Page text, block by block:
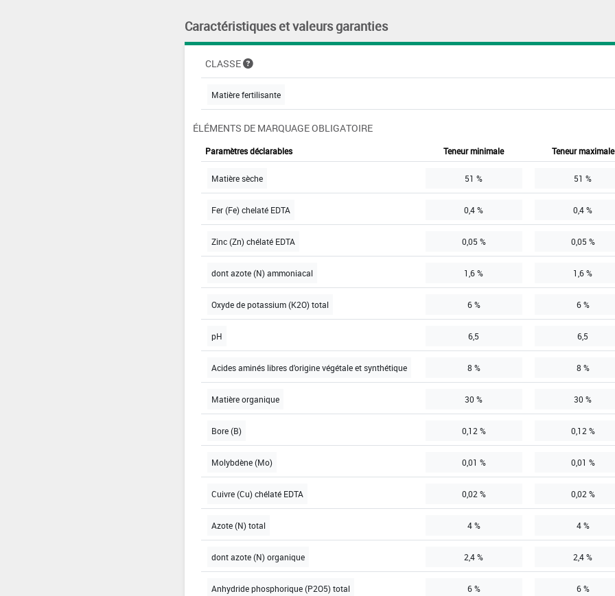
Caractéristiques et valeurs garanties
CLASSE
Matière fertilisante
ÉLÉMENTS DE MARQUAGE OBLIGATOIRE
Paramètres déclarables Teneur minimale Teneur maximale
Matière sèche 51 % 51 %
Fer (Fe) chelaté EDTA 0,4 % 0,4 %
Zinc (Zn) chélaté EDTA 0,05 % 0,05 %
dont azote (N) ammoniacal 1,6 % 1,6 %
Oxyde de potassium (K2O) total 6 % 6 %
pH 6,5 6,5
Acides aminés libres d'origine végétale et synthétique 8 % 8 %
Matière organique 30 % 30 %
Bore (B) 0,12 % 0,12 %
Molybdène (Mo) 0,01 % 0,01 %
Cuivre (Cu) chélaté EDTA 0,02 % 0,02 %
Azote (N) total 4 % 4 %
dont azote (N) organique 2,4 % 2,4 %
Anhydride phosphorique (P2O5) total 6 % 6 %